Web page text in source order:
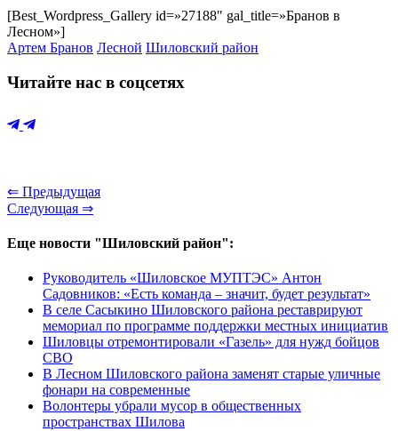
[Best_Wordpress_Gallery id=»27188″ gal_title=»Бранов в
Лесном»]
Артем Бранов Лесной Шиловский район
Читайте нас в соцсетях
⇐ Предыдущая
Следующая ⇒
Еще новости "Шиловский район":
Руководитель «Шиловское МУПТЭС» Антон
Садовников: «Есть команда – значит, будет результат»
В селе Сасыкино Шиловского района реставрируют
мемориал по программе поддержки местных инициатив
Шиловцы отремонтировали «Газель» для нужд бойцов
СВО
В Лесном Шиловского района заменят старые уличные
фонари на современные
Волонтеры убрали мусор в общественных
пространствах Шилова